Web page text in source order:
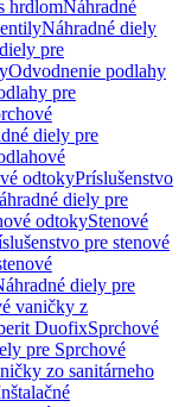
hrdlomNáhradné
Náhradné diely
pre
Odvodnenie podlahy
pre
diely pre
odtokyPríslušenstvo
diely pre
odtokyStenové
pre stenové
diely pre
vaničky z
DuofixSprchové
pre Sprchové
zo sanitárneho